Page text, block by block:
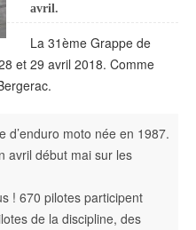
avril.
La 31ème Grappe de
et 29 avril 2018. Comme
d’enduro moto née en 1987.
avril début mai sur les
! 670 pilotes participent
de la discipline, des